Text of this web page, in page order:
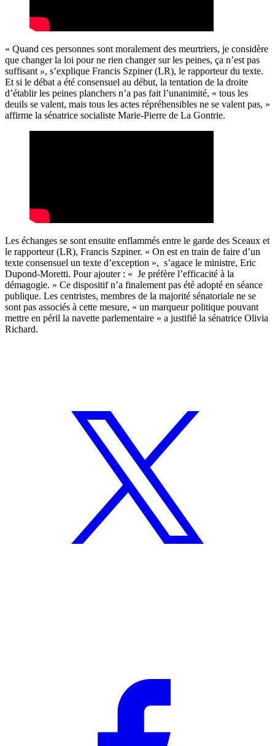
« Quand ces personnes sont moralement des meurtriers, je considère
que changer la loi pour ne rien changer sur les peines, ça n’est pas
suffisant », s’explique Francis Szpiner (LR), le rapporteur du texte.
Et si le débat a été consensuel au début, la tentation de la droite
d’établir les peines planchers n’a pas fait l’unanimité, « tous les
deuils se valent, mais tous les actes répréhensibles ne se valent pas, »
affirme la sénatrice socialiste Marie-Pierre de La Gontrie.
Les échanges se sont ensuite enflammés entre le garde des Sceaux et
le rapporteur (LR), Francis Szpiner. « On est en train de faire d’un
texte consensuel un texte d’exception », s’agace le ministre, Eric
Dupond-Moretti. Pour ajouter : « Je préfère l’efficacité à la
démagogie. » Ce dispositif n’a finalement pas été adopté en séance
publique. Les centristes, membres de la majorité sénatoriale ne se
sont pas associés à cette mesure, « un marqueur politique pouvant
mettre en péril la navette parlementaire » a justifié la sénatrice Olivia
Richard.